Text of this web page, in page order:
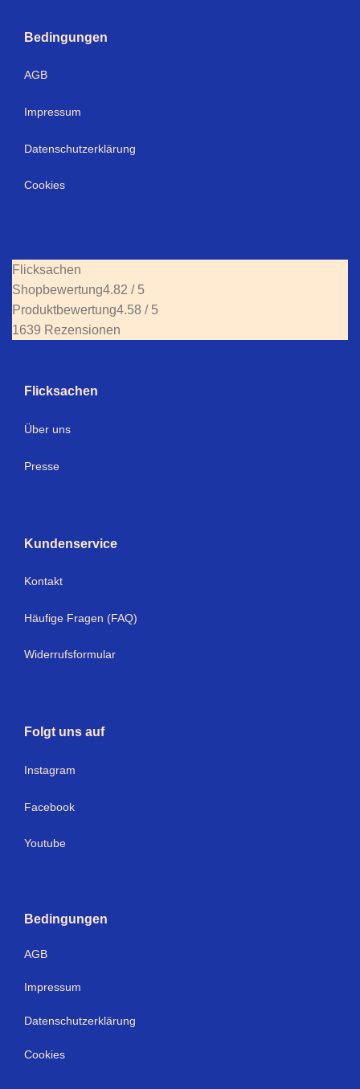
Bedingungen
AGB
Impressum
Datenschutzerklärung
Cookies
Flicksachen
Shopbewertung4.82 / 5
Produktbewertung4.58 / 5
1639 Rezensionen
Flicksachen
Über uns
Presse
Kundenservice
Kontakt
Häufige Fragen (FAQ)
Widerrufsformular
Folgt uns auf
Instagram
Facebook
Youtube
Bedingungen
AGB
Impressum
Datenschutzerklärung
Cookies